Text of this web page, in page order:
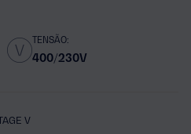
TENSÃO:
400/230V
V